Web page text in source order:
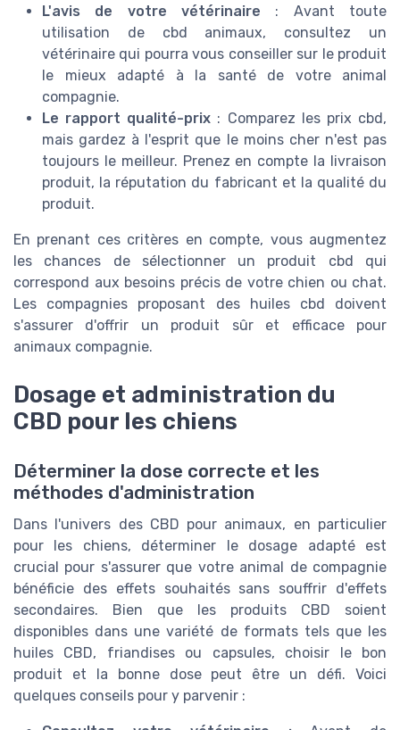
L'avis de votre vétérinaire : Avant toute
utilisation de cbd animaux, consultez un
vétérinaire qui pourra vous conseiller sur le produit
le mieux adapté à la santé de votre animal
compagnie.
Le rapport qualité-prix : Comparez les prix cbd,
mais gardez à l'esprit que le moins cher n'est pas
toujours le meilleur. Prenez en compte la livraison
produit, la réputation du fabricant et la qualité du
produit.
En prenant ces critères en compte, vous augmentez
les chances de sélectionner un produit cbd qui
correspond aux besoins précis de votre chien ou chat.
Les compagnies proposant des huiles cbd doivent
s'assurer d'offrir un produit sûr et efficace pour
animaux compagnie.
Dosage et administration du
CBD pour les chiens
Déterminer la dose correcte et les
méthodes d'administration
Dans l'univers des CBD pour animaux, en particulier
pour les chiens, déterminer le dosage adapté est
crucial pour s'assurer que votre animal de compagnie
bénéficie des effets souhaités sans souffrir d'effets
secondaires. Bien que les produits CBD soient
disponibles dans une variété de formats tels que les
huiles CBD, friandises ou capsules, choisir le bon
produit et la bonne dose peut être un défi. Voici
quelques conseils pour y parvenir :